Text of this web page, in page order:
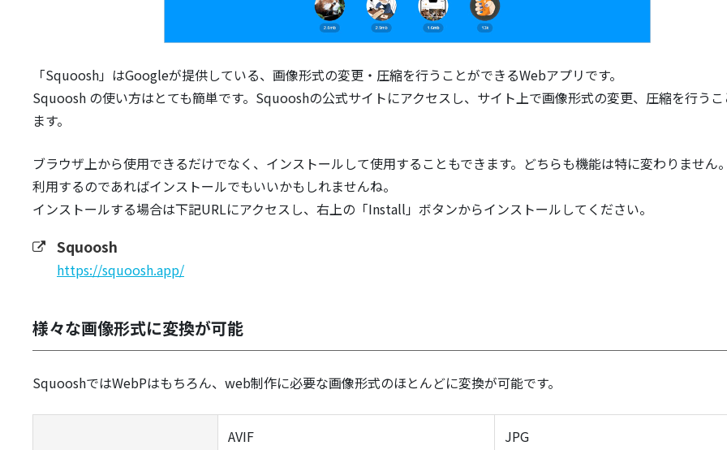
「Squoosh」はGoogleが提供している、画像形式の変更・圧縮を行うことができるWebアプリです。
Squoosh の使い方はとても簡単です。Squooshの公式サイトにアクセスし、サイト上で画像形式の変更、圧縮を行う
ます。
ブラウザ上から使用できるだけでなく、インストールして使用することもできます。どちらも機能は特に変わりません
利用するのであればインストールでもいいかもしれませんね。
インストールする場合は下記URLにアクセスし、右上の「Install」ボタンからインストールしてください。
Squoosh
https://squoosh.app/
様々な画像形式に変換が可能
SquooshではWebPはもちろん、web制作に必要な画像形式のほとんどに変換が可能です。
AVIF JPG